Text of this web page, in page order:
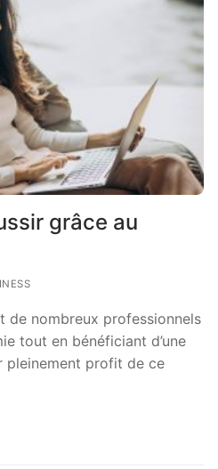
grâce au
de nombreux professionnels
tout en bénéficiant d’une
pleinement profit de ce